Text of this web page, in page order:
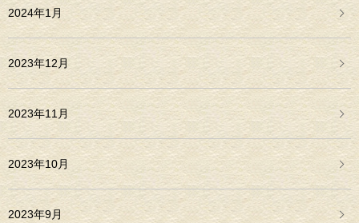
2024年1月
2023年12月
2023年11月
2023年10月
2023年9月